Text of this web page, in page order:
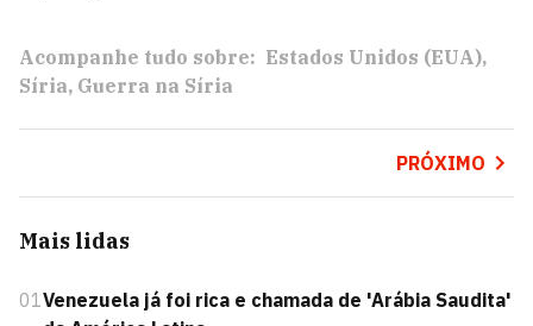
Acompanhe tudo sobre: Estados Unidos (EUA)
Síria Guerra na Síria
PRÓXIMO
Mais lidas
01Venezuela já foi rica e chamada de 'Arábia Saudita'